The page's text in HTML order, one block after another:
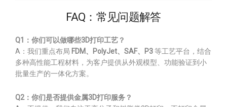
FAQ：常见问题解答
Q1：你们可以做哪些3D打印工艺？
A：我们重点布局 FDM、PolyJet、SAF、P3等工艺平台，结合
多种高性能工程材料，为客户提供从外观模型、功能验证到小
批量生产的一体化方案。
Q2：你们是否提供金属3D打印服务？